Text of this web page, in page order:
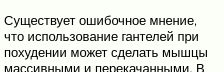
Существует ошибочное мнение,
что использование гантелей при
похудении может сделать мышцы
массивными и перекачанными. В